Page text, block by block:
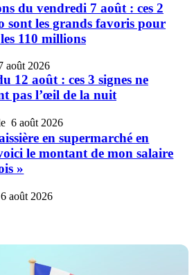
du vendredi 7 août : ces 2
sont les grands favoris pour
110 millions
août 2026
12 août : ces 3 signes ne
pas l’œil de la nuit
6 août 2026
en supermarché en
le montant de mon salaire
»
6 août 2026